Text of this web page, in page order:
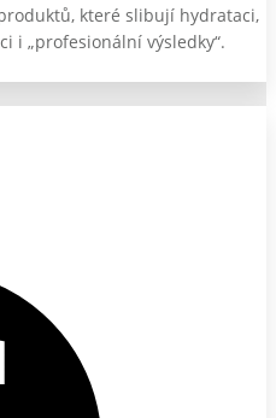
které slibují hydrataci,
i „profesionální výsledky“.